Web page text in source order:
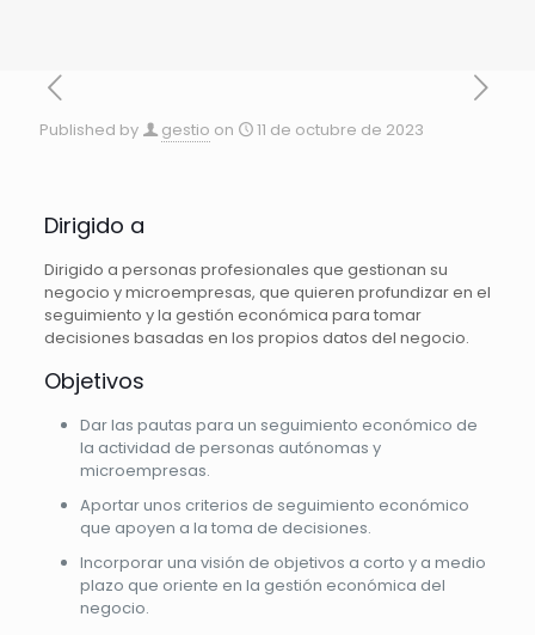
Published by gestio on 11 de octubre de 2023
Dirigido a
Dirigido a personas profesionales que gestionan su
negocio y microempresas, que quieren profundizar en el
seguimiento y la gestión económica para tomar
decisiones basadas en los propios datos del negocio.
Objetivos
Dar las pautas para un seguimiento económico de
la actividad de personas autónomas y
microempresas.
Aportar unos criterios de seguimiento económico
que apoyen a la toma de decisiones.
Incorporar una visión de objetivos a corto y a medio
plazo que oriente en la gestión económica del
negocio.